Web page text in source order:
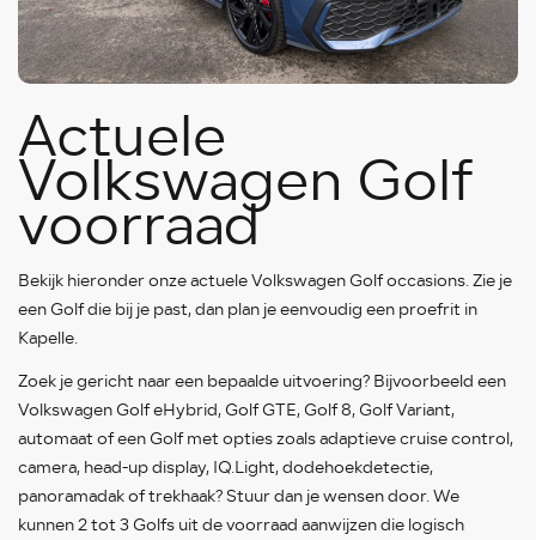
Actuele
Volkswagen Golf
voorraad
Bekijk hieronder onze actuele Volkswagen Golf occasions. Zie je
een Golf die bij je past, dan plan je eenvoudig een proefrit in
Kapelle.
Zoek je gericht naar een bepaalde uitvoering? Bijvoorbeeld een
Volkswagen Golf eHybrid, Golf GTE, Golf 8, Golf Variant,
automaat of een Golf met opties zoals adaptieve cruise control,
camera, head-up display, IQ.Light, dodehoekdetectie,
panoramadak of trekhaak? Stuur dan je wensen door. We
kunnen 2 tot 3 Golfs uit de voorraad aanwijzen die logisch